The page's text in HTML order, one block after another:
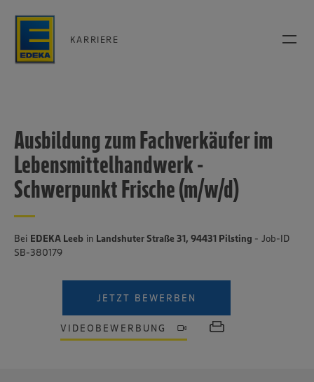
KARRIERE
Ausbildung zum Fachverkäufer im
Lebensmittelhandwerk -
Schwerpunkt Frische (m/w/d)
Bei EDEKA Leeb in Landshuter Straße 31, 94431 Pilsting - Job-ID
SB-380179
JETZT BEWERBEN
VIDEOBEWERBUNG